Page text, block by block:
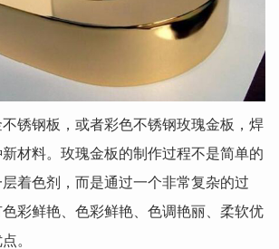
锈钢板，或者彩色不锈钢玫瑰金板，焊
材料。玫瑰金板的制作过程不是简单的
着色剂，而是通过一个非常复杂的过
彩鲜艳、色彩鲜艳、色调艳丽、柔软优
。